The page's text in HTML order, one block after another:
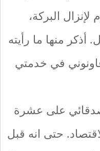
البركة،
منها ما رأيته
في خدمتي
على عشرة
حتى انه قبل